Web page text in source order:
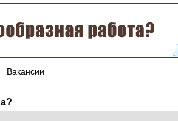
Вакансии